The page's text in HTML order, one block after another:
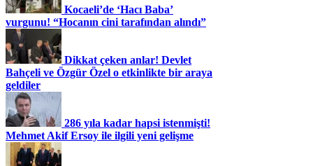
Kocaeli’de ‘Hacı Baba’
vurgunu! “Hocanın cini tarafından alındı”
Dikkat çeken anlar! Devlet
Bahçeli ve Özgür Özel o etkinlikte bir araya
geldiler
286 yıla kadar hapsi istenmişti!
Mehmet Akif Ersoy ile ilgili yeni gelişme